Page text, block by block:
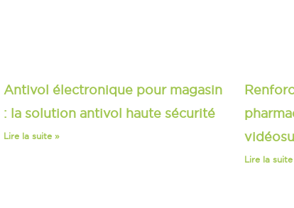
Antivol électronique pour magasin
: la solution antivol haute sécurité
Lire la suite »
Lire la suite